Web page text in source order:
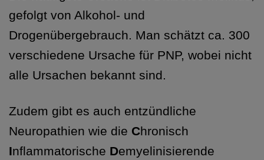
gefolgt von Alkohol- und
Drogenübergebrauch. Man schätzt ca. 300
verschiedene Ursache für PNP, wobei nicht
alle Ursachen bekannt sind.
Zudem gibt es auch entzündliche
Neuropathien wie die Chronisch
Inflammatorische Demyelinisierende